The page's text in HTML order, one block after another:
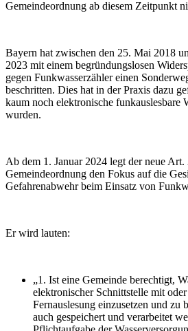
Gemeindeordnung ab diesem Zeitpunkt
Bayern hat zwischen den 25. Mai 2018
2023 mit einem begründungslosen
gegen Funkwasserzähler einen
beschritten. Dies hat in der Praxis dazu
kaum noch elektronische funkauslesbare
wurden.
Ab dem 1. Januar 2024 legt der neue Art.
Gemeindeordnung den Fokus auf die
Gefahrenabwehr beim Einsatz von
Er wird lauten:
„1. Ist eine Gemeinde berechtigt,
elektronischer Schnittstelle mit
Fernauslesung einzusetzen und zu
auch gespeichert und verarbeitet